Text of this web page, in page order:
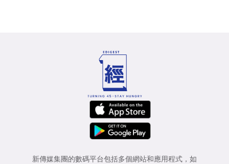
新傳媒集團的數碼平台包括多個網站和應用程式，如